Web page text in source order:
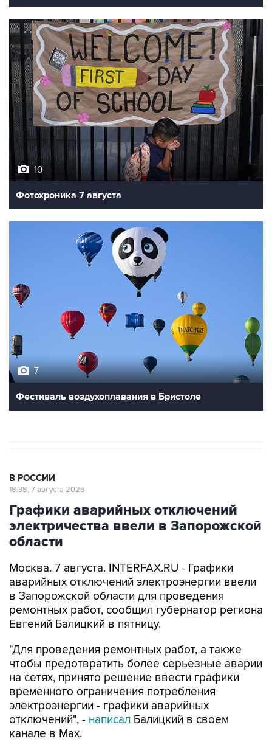
10
Фотохроника 7 августа
7
Фестиваль воздухоплавания в Бристоле
В РОССИИ
18:38, 7 августа 2026
Графики аварийных отключений
электричества ввели в Запорожской
области
Москва. 7 августа. INTERFAX.RU - Графики
аварийных отключений электроэнергии ввели
в Запорожской области для проведения
ремонтных работ, сообщил губернатор региона
Евгений Балицкий в пятницу.
"Для проведения ремонтных работ, а также
чтобы предотвратить более серьезные аварии
на сетях, принято решение ввести графики
временного ограничения потребления
электроэнергии - графики аварийных
отключений", - написал Балицкий в своем
канале в Max.